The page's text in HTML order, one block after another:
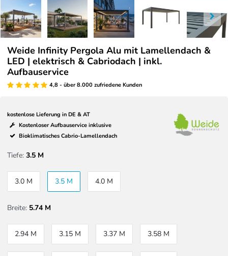
Weide Infinity Pergola Alu mit Lamellendach &
LED | elektrisch & Cabriodach | inkl.
Aufbauservice
4,8 - über 8.000 zufriedene Kunden
kostenlose Lieferung in DE & AT
Kostenloser Aufbauservice inklusive
Bioklimatisches Cabrio-Lamellendach
Tiefe: 3.5 M
3.0 M 3.5 M 4.0 M
Breite: 5.74 M
2.94 M 3.15 M 3.37 M 3.58 M